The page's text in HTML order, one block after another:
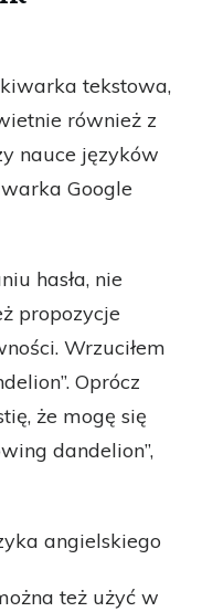
tekstowa,
również z
nauce języków
Google
hasła, nie
propozycje
Wrzuciłem
Oprócz
że mogę się
dandelion”,
też użyć w